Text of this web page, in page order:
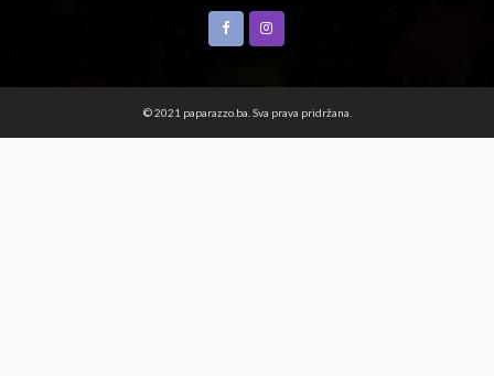
© 2021 paparazzo.ba. Sva prava pridržana.